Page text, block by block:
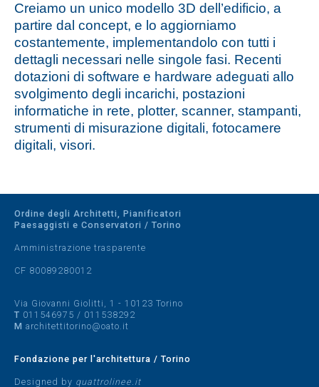
Creiamo un unico modello 3D dell’edificio, a
partire dal concept, e lo aggiorniamo
costantemente, implementandolo con tutti i
dettagli necessari nelle singole fasi. Recenti
dotazioni di software e hardware adeguati allo
svolgimento degli incarichi, postazioni
informatiche in rete, plotter, scanner, stampanti,
strumenti di misurazione digitali, fotocamere
digitali, visori.
Ordine degli Architetti, Pianificatori
Paesaggisti e Conservatori / Torino
Amministrazione trasparente
CF 80089280012
Via Giovanni Giolitti, 1 - 10123 Torino
T 011546975 / 011538292
M architettitorino@oato.it
Fondazione per l'architettura / Torino
Designed by quattrolinee.it